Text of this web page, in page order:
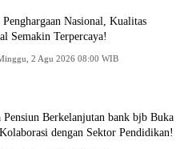
Nasional, Kualitas
Semakin Terpercaya!
Minggu, 2 Agu 2026 08:00 WIB
Pensiun Berkelanjutan bank bjb Buka
dengan Sektor Pendidikan!